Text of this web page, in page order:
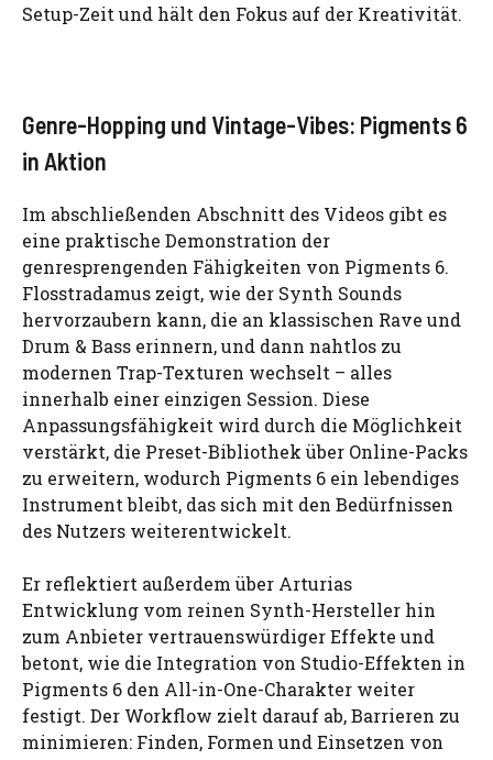
Setup-Zeit und hält den Fokus auf der Kreativität.
Genre-Hopping und Vintage-Vibes: Pigments 6
in Aktion
Im abschließenden Abschnitt des Videos gibt es
eine praktische Demonstration der
genresprengenden Fähigkeiten von Pigments 6.
Flosstradamus zeigt, wie der Synth Sounds
hervorzaubern kann, die an klassischen Rave und
Drum & Bass erinnern, und dann nahtlos zu
modernen Trap-Texturen wechselt – alles
innerhalb einer einzigen Session. Diese
Anpassungsfähigkeit wird durch die Möglichkeit
verstärkt, die Preset-Bibliothek über Online-Packs
zu erweitern, wodurch Pigments 6 ein lebendiges
Instrument bleibt, das sich mit den Bedürfnissen
des Nutzers weiterentwickelt.
Er reflektiert außerdem über Arturias
Entwicklung vom reinen Synth-Hersteller hin
zum Anbieter vertrauenswürdiger Effekte und
betont, wie die Integration von Studio-Effekten in
Pigments 6 den All-in-One-Charakter weiter
festigt. Der Workflow zielt darauf ab, Barrieren zu
minimieren: Finden, Formen und Einsetzen von